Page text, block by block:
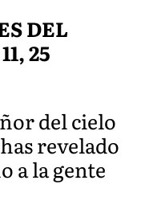
DEL
25
del cielo
revelado
a la gente